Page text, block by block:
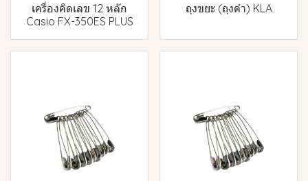
เครื่องคิดเลข 12 หลัก
Casio FX-350ES PLUS
ถุงขยะ (ถุงดำ) KLA